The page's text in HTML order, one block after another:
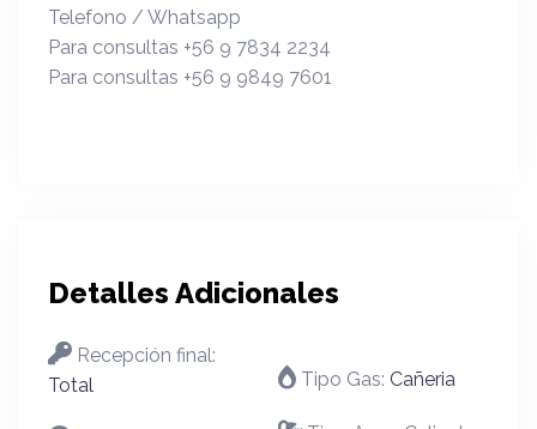
Telefono / Whatsapp
Para consultas +56 9 7834 2234
Para consultas +56 9 9849 7601
Detalles Adicionales
Recepción final:
Total
Tipo Gas: Cañeria